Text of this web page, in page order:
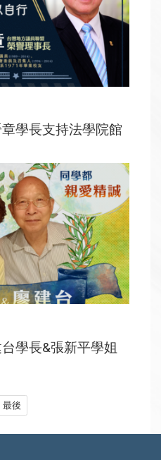
學長支持法學院館
學長&張新平學姐
最後